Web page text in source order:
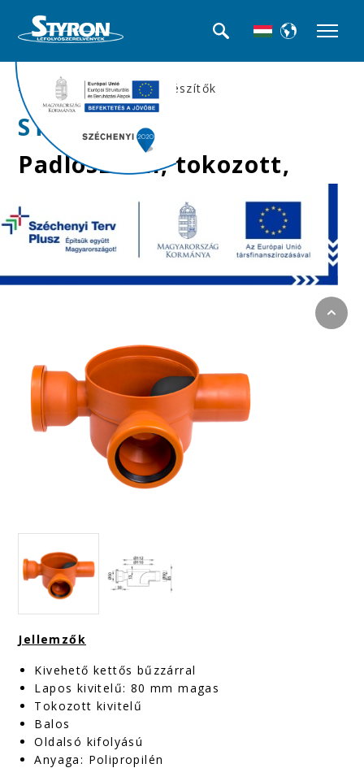
>>Padlószifonok és kiegészítők
STY-653-B
Padlószifon, tokozott,
gumigyűrűs, III. ágú,
80 mm, lapos (balos)
Jellemzők
Kivehető kettős bűzzárral
Lapos kivitelű: 80 mm magas
Tokozott kivitelű
Balos
Oldalsó kifolyású
Anyaga: Polipropilén